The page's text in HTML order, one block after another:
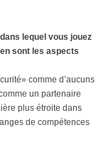
lequel vous jouez
sont les aspects
comme d’aucuns
un partenaire
plus étroite dans
de compétences